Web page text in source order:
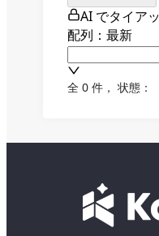
AI でタイア
配列：最新
全 0 件 ， 状態：